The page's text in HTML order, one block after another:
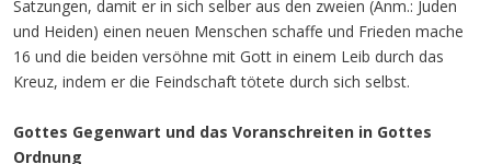
Satzungen, damit er in sich selber aus den zweien (Anm.: Juden
und Heiden) einen neuen Menschen schaffe und Frieden mache
16 und die beiden versöhne mit Gott in einem Leib durch das
Kreuz, indem er die Feindschaft tötete durch sich selbst.
Gottes Gegenwart und das Voranschreiten in Gottes
Ordnung